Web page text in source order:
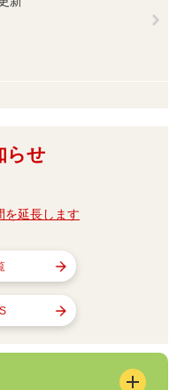
らせ
を延長します